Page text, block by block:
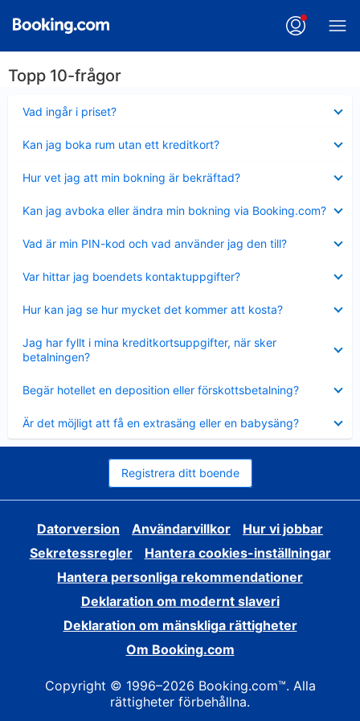
Topp 10-frågor
Vad ingår i priset?
mindre
Kan jag boka rum utan ett kreditkort?
mindre
Hur vet jag att min bokning är bekräftad?
mindre
Kan jag avboka eller ändra min bokning via Booking.com?
mindre
Vad är min PIN-kod och vad använder jag den till?
mindre
Var hittar jag boendets kontaktuppgifter?
mindre
Hur kan jag se hur mycket det kommer att kosta?
mindre
Jag har fyllt i mina kreditkortsuppgifter, när sker
betalningen?
mindre
Begär hotellet en deposition eller förskottsbetalning?
mindre
Är det möjligt att få en extrasäng eller en babysäng?
mindre
Registrera ditt boende
Datorversion Användarvillkor
Hur vi jobbar
Sekretessregler
Hantera cookies-inställningar
Hantera personliga rekommendationer
Deklaration om modernt slaveri
Deklaration om mänskliga rättigheter
Om Booking.com
Copyright © 1996–2026 Booking.com™. Alla
rättigheter förbehållna.